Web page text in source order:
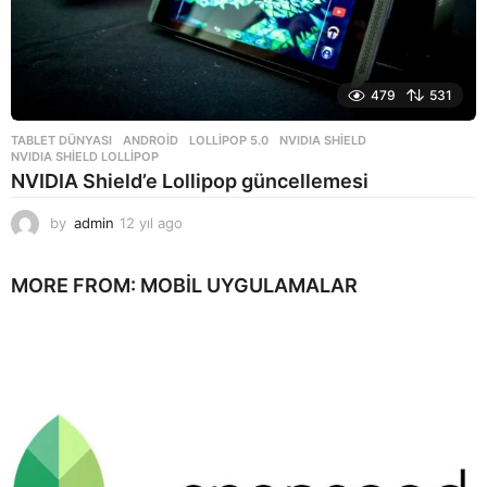
479 531
TABLET DÜNYASI ANDROID ,LOLLIPOP 5.0 ,NVIDIA SHIELD
NVIDIA SHIELD LOLLIPOP
NVIDIA Shield’e Lollipop güncellemesi
by admin 12 yıl ago
ı
MORE FROM: MOBIL UYGULAMALAR